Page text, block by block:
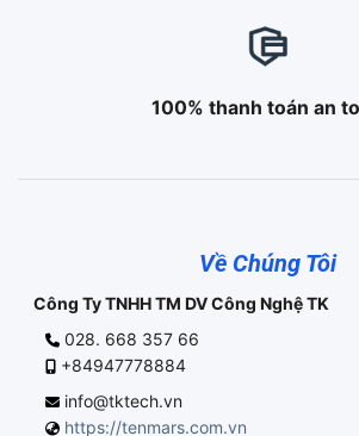
100% thanh toán an
Về Chúng Tôi
Công Ty TNHH TM DV Công Nghệ TK
028. 668 357 66
+84947778884
info@tktech.vn
https://tenmars.com.vn